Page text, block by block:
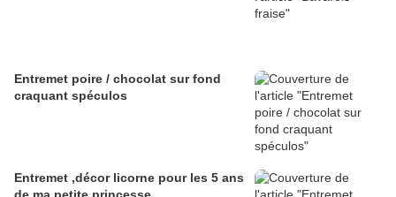
Entremet poire / chocolat sur fond
craquant spéculos
Entremet ,décor licorne pour les 5 ans